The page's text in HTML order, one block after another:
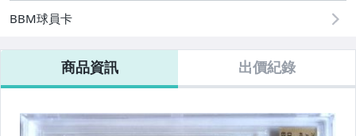
BBM球員卡
商品資訊 出價紀錄